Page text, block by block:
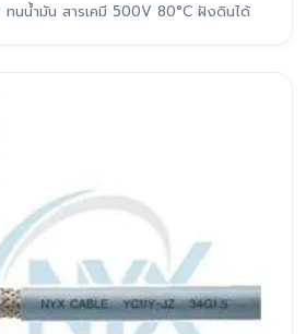
ทนน้ำมัน สารเคมี 500V 80°C ฝังดินได้